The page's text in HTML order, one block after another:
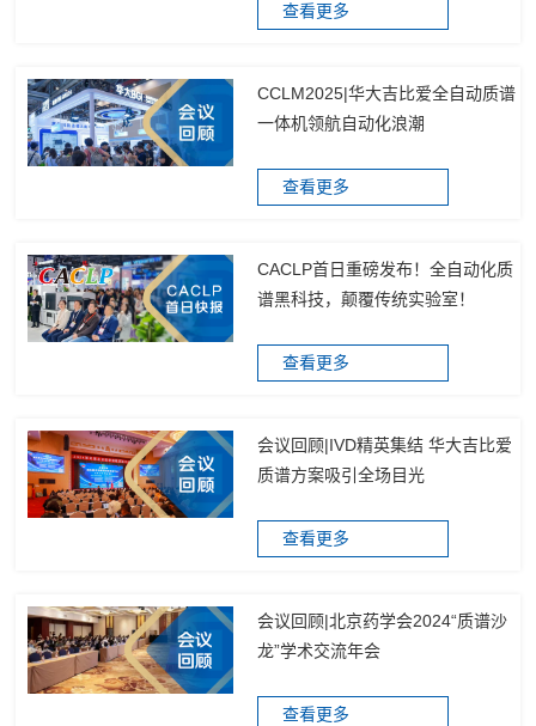
查看更多
CCLM2025|华大吉比爱全自动质谱
一体机领航自动化浪潮
查看更多
CACLP首日重磅发布！全自动化质
谱黑科技，颠覆传统实验室！
查看更多
会议回顾|IVD精英集结 华大吉比爱
质谱方案吸引全场目光
查看更多
会议回顾|北京药学会2024“质谱沙
龙”学术交流年会
查看更多